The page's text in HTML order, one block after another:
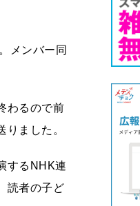
メンバー同
わるので前
ました。
するNHK連
読者の子ど